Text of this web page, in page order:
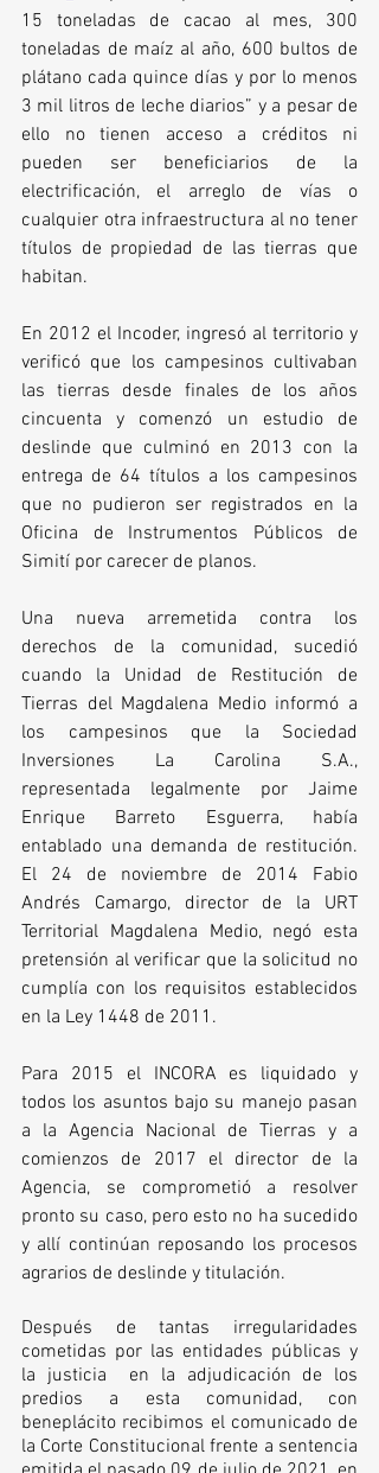
15 toneladas de cacao al mes, 300
toneladas de maíz al año, 600 bultos de
plátano cada quince días y por lo menos
3 mil litros de leche diarios” y a pesar de
ello no tienen acceso a créditos ni
pueden ser beneficiarios de la
electrificación, el arreglo de vías o
cualquier otra infraestructura al no tener
títulos de propiedad de las tierras que
habitan.
En 2012 el Incoder, ingresó al territorio y
verificó que los campesinos cultivaban
las tierras desde finales de los años
cincuenta y comenzó un estudio de
deslinde que culminó en 2013 con la
entrega de 64 títulos a los campesinos
que no pudieron ser registrados en la
Oficina de Instrumentos Públicos de
Simití por carecer de planos.
Una nueva arremetida contra los
derechos de la comunidad, sucedió
cuando la Unidad de Restitución de
Tierras del Magdalena Medio informó a
los campesinos que la Sociedad
Inversiones La Carolina S.A.,
representada legalmente por Jaime
Enrique Barreto Esguerra, había
entablado una demanda de restitución.
El 24 de noviembre de 2014 Fabio
Andrés Camargo, director de la URT
Territorial Magdalena Medio, negó esta
pretensión al verificar que la solicitud no
cumplía con los requisitos establecidos
en la Ley 1448 de 2011.
Para 2015 el INCORA es liquidado y
todos los asuntos bajo su manejo pasan
a la Agencia Nacional de Tierras y a
comienzos de 2017 el director de la
Agencia, se comprometió a resolver
pronto su caso, pero esto no ha sucedido
y allí continúan reposando los procesos
agrarios de deslinde y titulación.
Después de tantas irregularidades
cometidas por las entidades públicas y
la justicia  en la adjudicación de los
predios a esta comunidad, con
beneplácito recibimos el comunicado de
la Corte Constitucional frente a sentencia